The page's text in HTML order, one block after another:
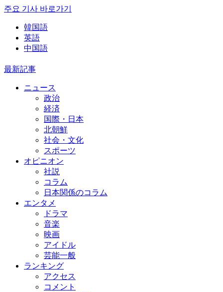
주요 기사 바로가기
韓国語
英語
中国語
最新記事
ニュース
政治
経済
国際・日本
北朝鮮
社会・文化
スポーツ
オピニオン
社説
コラム
日本関係のコラム
エンタメ
ドラマ
音楽
映画
アイドル
芸能一般
ランキング
アクセス
コメント